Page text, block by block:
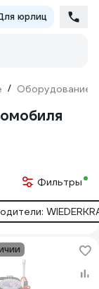
юрлиц
/ Оборудование
Фильтры